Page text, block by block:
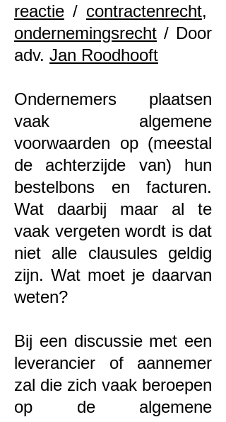
reactie / contractenrecht,
ondernemingsrecht / Door
adv. Jan Roodhooft
Ondernemers plaatsen
vaak algemene
voorwaarden op (meestal
de achterzijde van) hun
bestelbons en facturen.
Wat daarbij maar al te
vaak vergeten wordt is dat
niet alle clausules geldig
zijn. Wat moet je daarvan
weten?
Bij een discussie met een
leverancier of aannemer
zal die zich vaak beroepen
op de algemene